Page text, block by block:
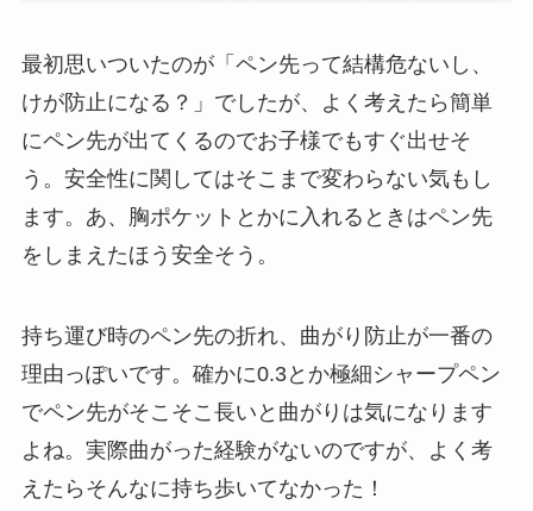
最初思いついたのが「ペン先って結構危ないし、
けが防止になる？」でしたが、よく考えたら簡単
にペン先が出てくるのでお子様でもすぐ出せそ
う。安全性に関してはそこまで変わらない気もし
ます。あ、胸ポケットとかに入れるときはペン先
をしまえたほう安全そう。
持ち運び時のペン先の折れ、曲がり防止が一番の
理由っぽいです。確かに0.3とか極細シャープペン
でペン先がそこそこ長いと曲がりは気になります
よね。実際曲がった経験がないのですが、よく考
えたらそんなに持ち歩いてなかった！